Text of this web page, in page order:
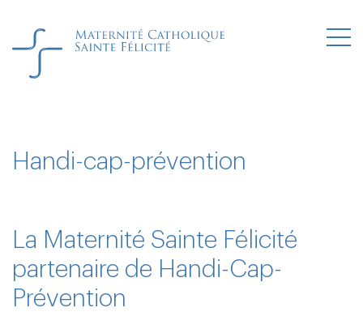
Handi-cap-prévention
La Maternité Sainte Félicité
partenaire de Handi-Cap-
Prévention